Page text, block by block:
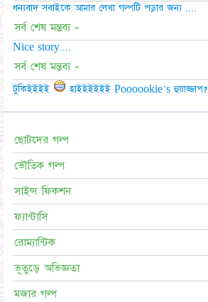
ধন্যবাদ সবাইকে আমার লেখা গল্পটি পড়ার জন্য ....
সর্ব শেষ মন্তব্য -
Nice story....
সর্ব শেষ মন্তব্য -
টুকিইইইই হাইইইইইই Poooookie's হুয়াজ্জাপ?
ছোটদের গল্প
ভৌতিক গল্প
সাইন্স ফিকশন
ফ্যান্টাসি
রোম্যান্টিক
ভূতুড়ে অভিজ্ঞতা
মজার গল্প